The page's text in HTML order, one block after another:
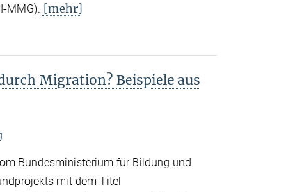
MMG). [mehr]
Migration? Beispiele aus
Bundesministerium für Bildung und
mit dem Titel